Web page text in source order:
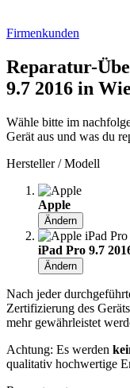
Firmenkunden
Reparatur-
9.7 2016 in
Wähle bitte im
Gerät aus und was du
Hersteller / Modell
Apple
Ändern
iPad Pro 9.7
Ändern
Nach jeder
Zertifizierung des
mehr gewährleistet
Achtung: Es werden
qualitativ hochwertige